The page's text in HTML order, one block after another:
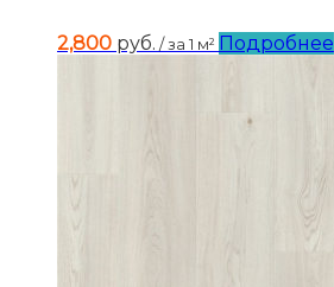
2,800 руб. / за 1 м² Подробнее